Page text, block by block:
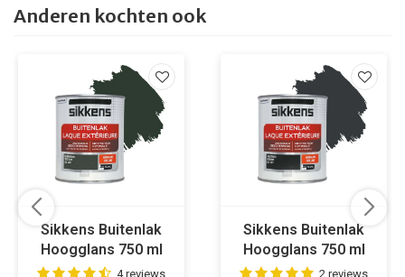
Anderen kochten ook
Sikkens Buitenlak
Hoogglans 750 ml
RAL 60094 reviews
Sikkens Buitenlak
Hoogglans 750 ml
RAL 70212 reviews